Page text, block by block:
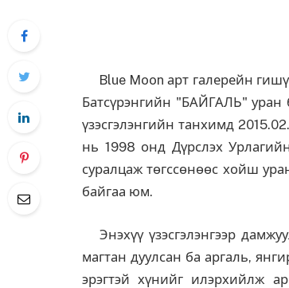
Blue Moon арт галерейн
Батсүрэнгийн "БАЙГАЛЬ" уран
үзэсгэлэнгийн танхимд
нь 1998 онд Дүрслэх
суралцаж төгссөнөөс хойш
байгаа юм.
Энэхүү үзэсгэлэнгээр
магтан дуулсан ба аргаль,
эрэгтэй хүнийг илэрхийлж